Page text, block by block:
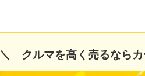
＼ クルマを高く売るなら